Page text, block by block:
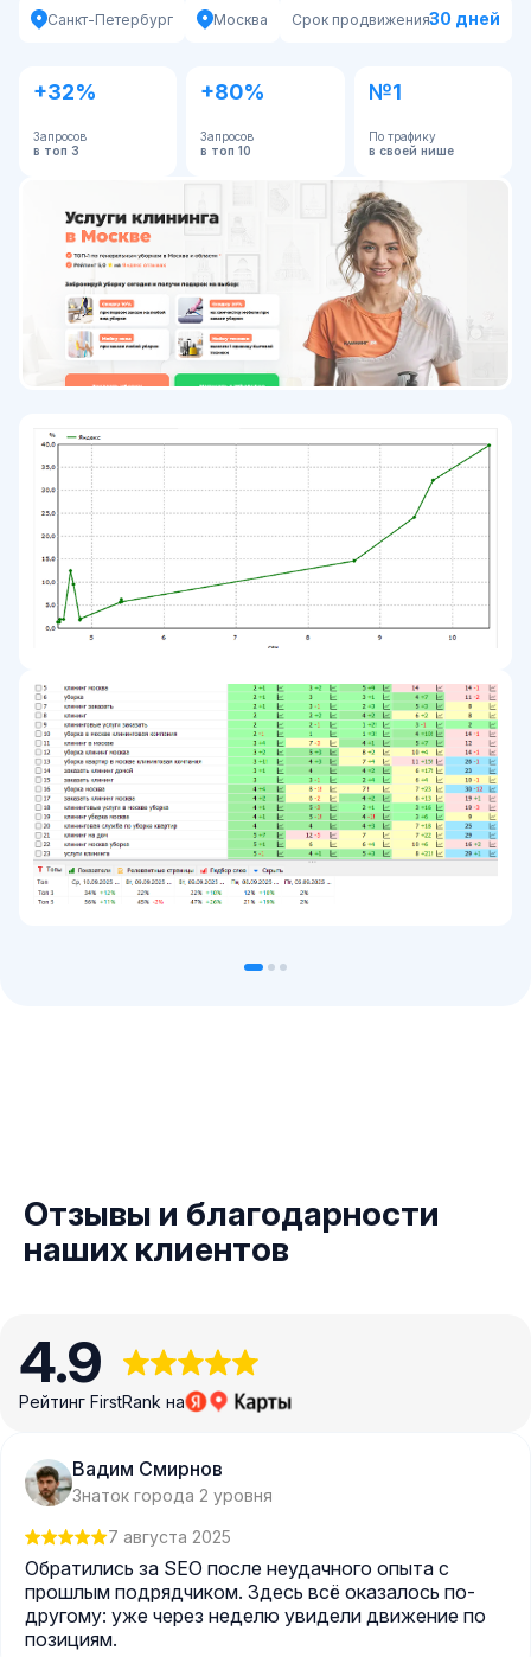
Санкт-Петербург Москва Срок продвижения:30 дней
+32%
Запросов
в топ 3
+80%
Запросов
в топ 10
№1
По трафику
в своей нише
Отзывы и благодарности
наших клиентов
4.9
Рейтинг FirstRank на
Вадим Смирнов
Знаток города 2 уровня
7 августа 2025
Обратились за SEO после неудачного опыта с
прошлым подрядчиком. Здесь всё оказалось по-
другому: уже через неделю увидели движение по
позициям.